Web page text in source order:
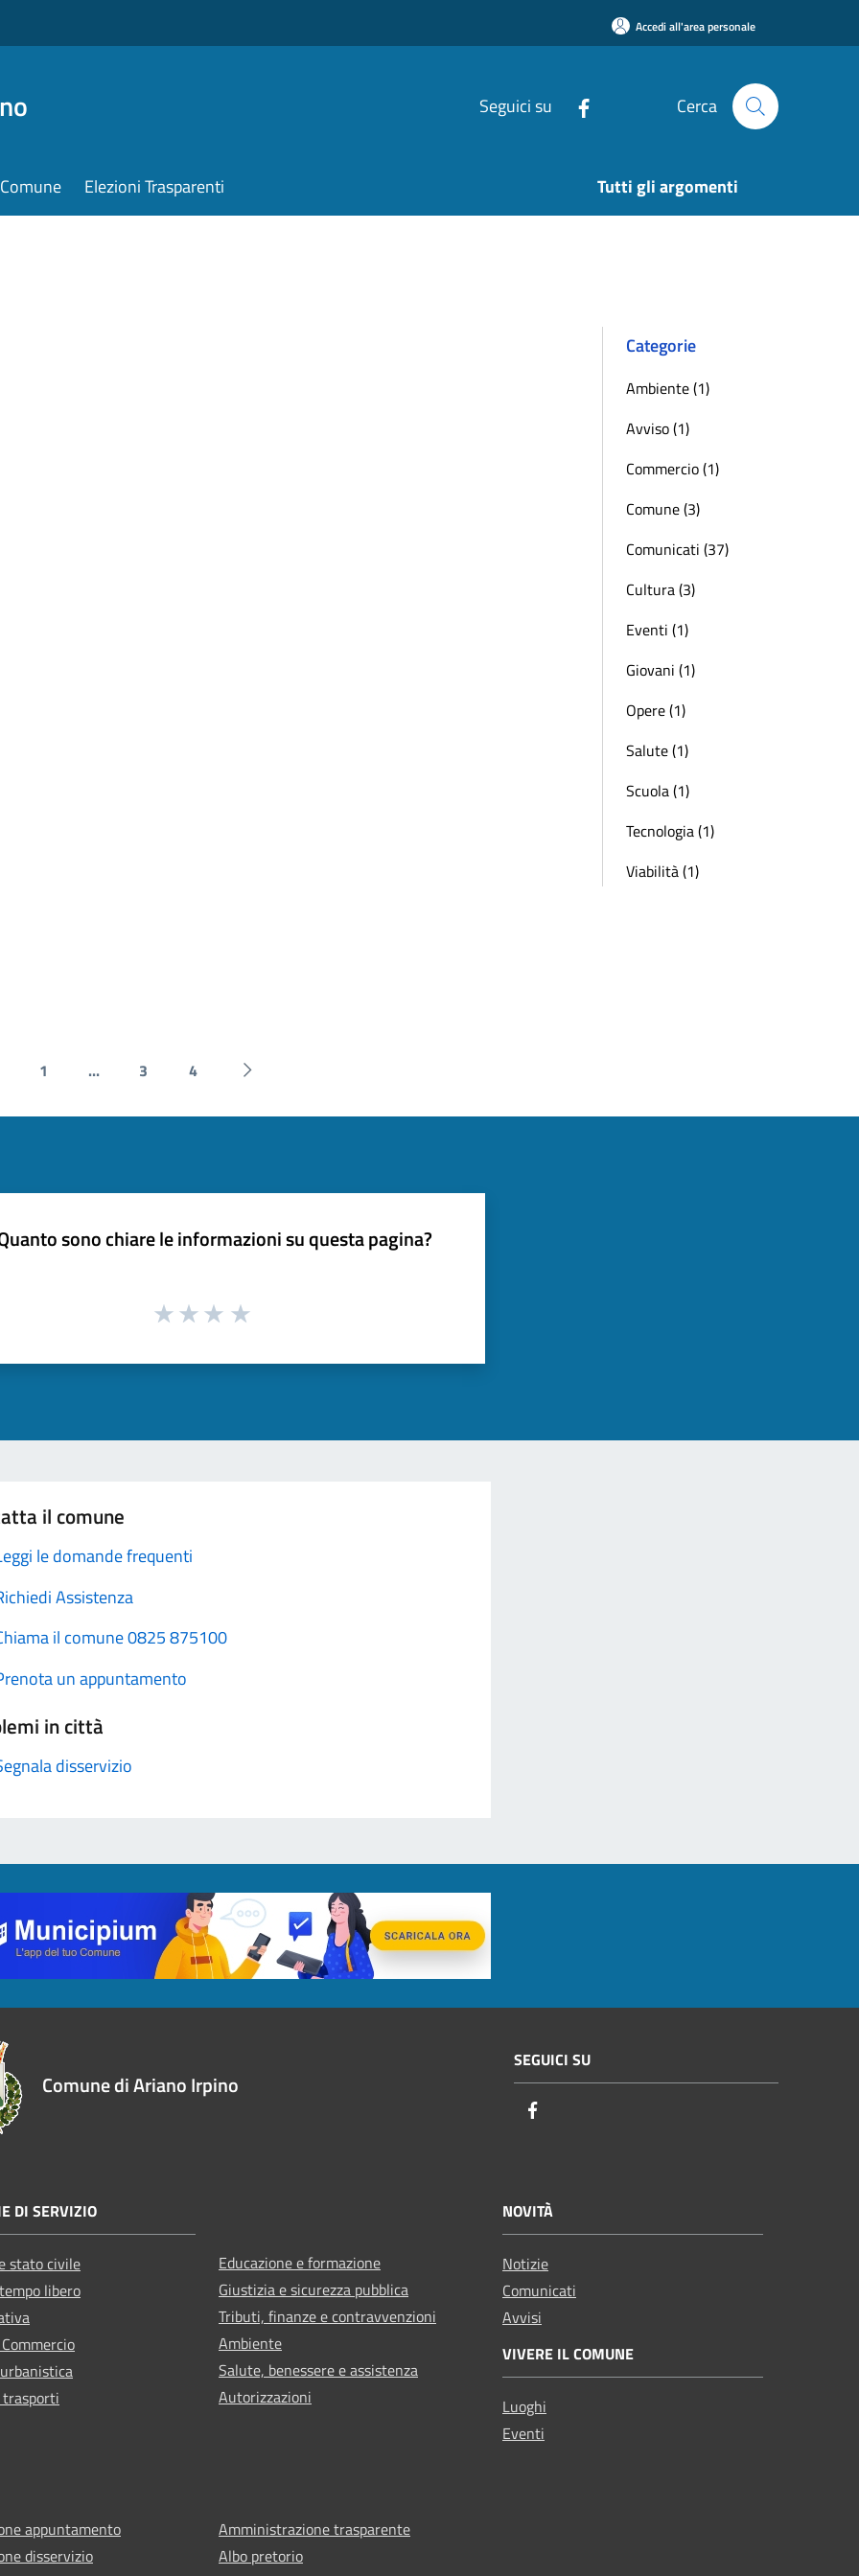
Accedi all'area personale
Seguici su Cerca
Elezioni Trasparenti Tutti gli argomenti
1 ... 3 4
Successiva »
Categorie
Ambiente (1)
Avviso (1)
Commercio (1)
Comune (3)
Comunicati (37)
Cultura (3)
Eventi (1)
Giovani (1)
Opere (1)
Salute (1)
Scuola (1)
Tecnologia (1)
Viabilità (1)
sono chiare le informazioni su questa pagina?
il comune
le domande frequenti
Assistenza
il comune 0825 875100
un appuntamento
in città
disservizio
Comune di Ariano Irpino
SEGUICI SU
DI SERVIZIO
stato civile
libero
Educazione e formazione
Giustizia e sicurezza pubblica
Tributi, finanze e contravvenzioni
Ambiente
Salute, benessere e assistenza
Autorizzazioni
NOVITÀ
Notizie
Comunicati
Avvisi
VIVERE IL COMUNE
Luoghi
Eventi
appuntamento
disservizio
Amministrazione trasparente
Albo pretorio